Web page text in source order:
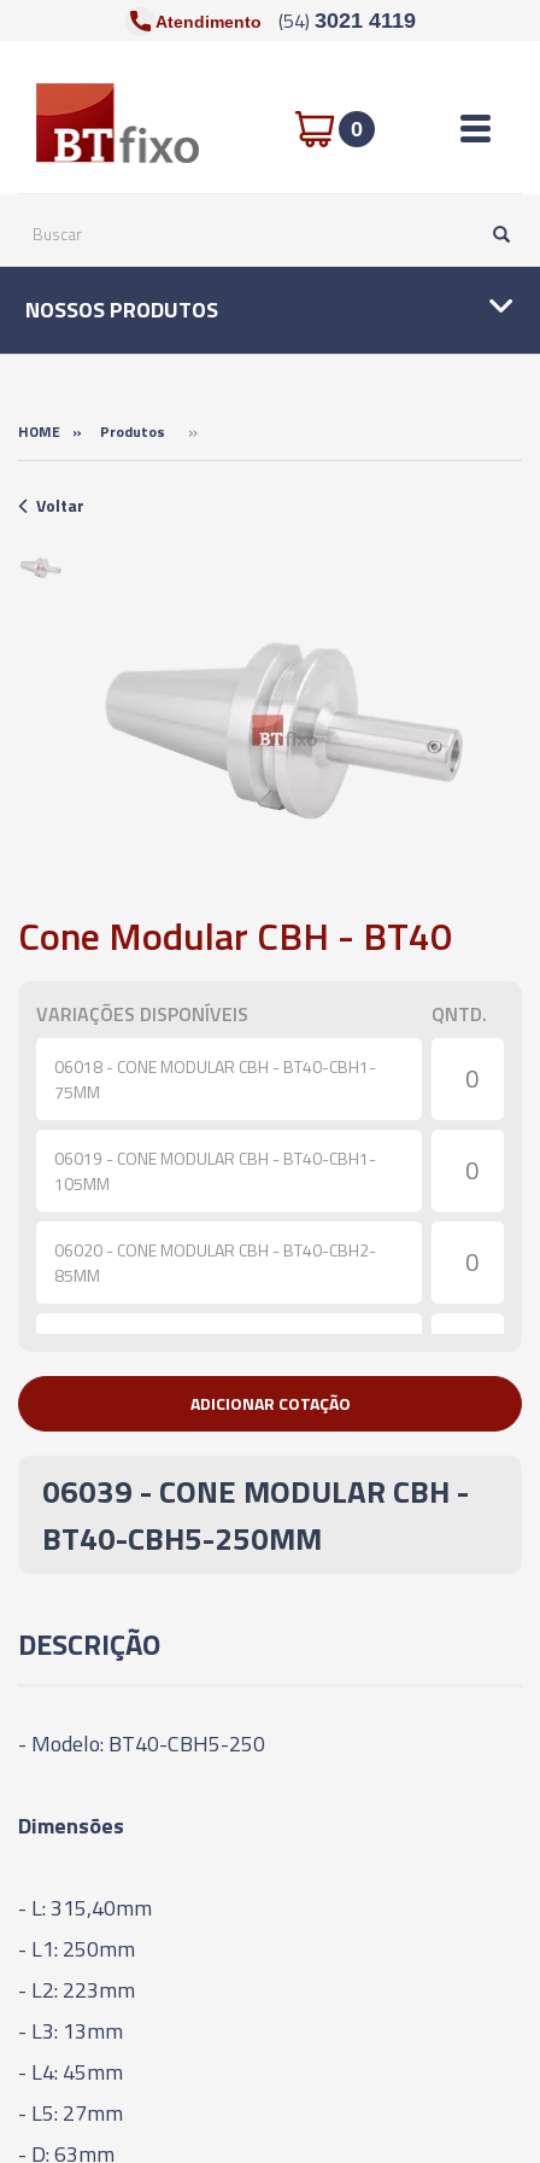
Atendimento (54) 3021 4119
0 Toggle
NOSSOS PRODUTOS
HOME » Produtos »
Voltar
Cone Modular CBH - BT40
VARIAÇÕES DISPONÍVEIS QNTD.
06018 - CONE MODULAR CBH - BT40-CBH1-
75MM
06019 - CONE MODULAR CBH - BT40-CBH1-
105MM
06020 - CONE MODULAR CBH - BT40-CBH2-
85MM
06022 - CONE MODULAR CBH - BT40-CBH2-
06023 - CONE MODULAR CBH - BT40-CBH2-
200MM
95MM
125MM
155MM
185MM
06029 - CONE MODULAR CBH - BT40-CBH4-
06030 - CONE MODULAR CBH - BT40-CBH4-
135MM
ADICIONAR COTAÇÃO
06039 - CONE MODULAR CBH -
BT40-CBH5-250MM
DESCRIÇÃO
- Modelo: BT40-CBH5-250
Dimensões
- L: 315,40mm
- L1: 250mm
- L2: 223mm
- L3: 13mm
- L4: 45mm
- L5: 27mm
- D: 63mm